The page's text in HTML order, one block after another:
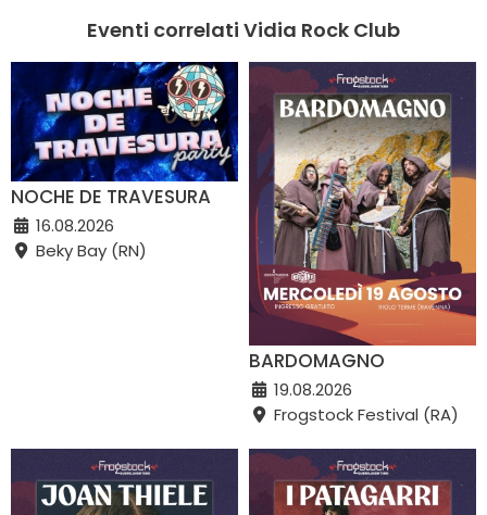
Eventi correlati Vidia Rock Club
NOCHE DE TRAVESURA
16.08.2026
Beky Bay (RN)
BARDOMAGNO
19.08.2026
Frogstock Festival (RA)